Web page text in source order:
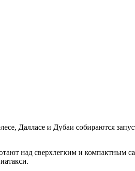
Далласе и Дубаи собираются
над сверхлегким и компактным